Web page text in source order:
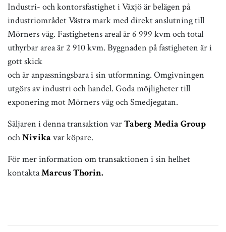
Industri- och kontorsfastighet i Växjö är belägen på
industriområdet Västra mark med direkt anslutning till
Mörners väg. Fastighetens areal är 6 999 kvm och total
uthyrbar area är 2 910 kvm. Byggnaden på fastigheten är i
gott skick
och är anpassningsbara i sin utformning. Omgivningen
utgörs av industri och handel. Goda möjligheter till
exponering mot Mörners väg och Smedjegatan.
Säljaren i denna transaktion varTaberg Media Group
ochNivika var köpare.
För mer information om transaktionen i sin helhet
kontaktaMarcus Thorin.